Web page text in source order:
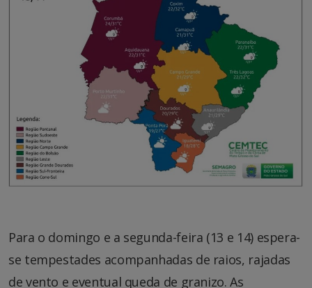
Para o domingo e a segunda-feira (13 e 14) espera-
se tempestades acompanhadas de raios, rajadas
de vento e eventual queda de granizo. As